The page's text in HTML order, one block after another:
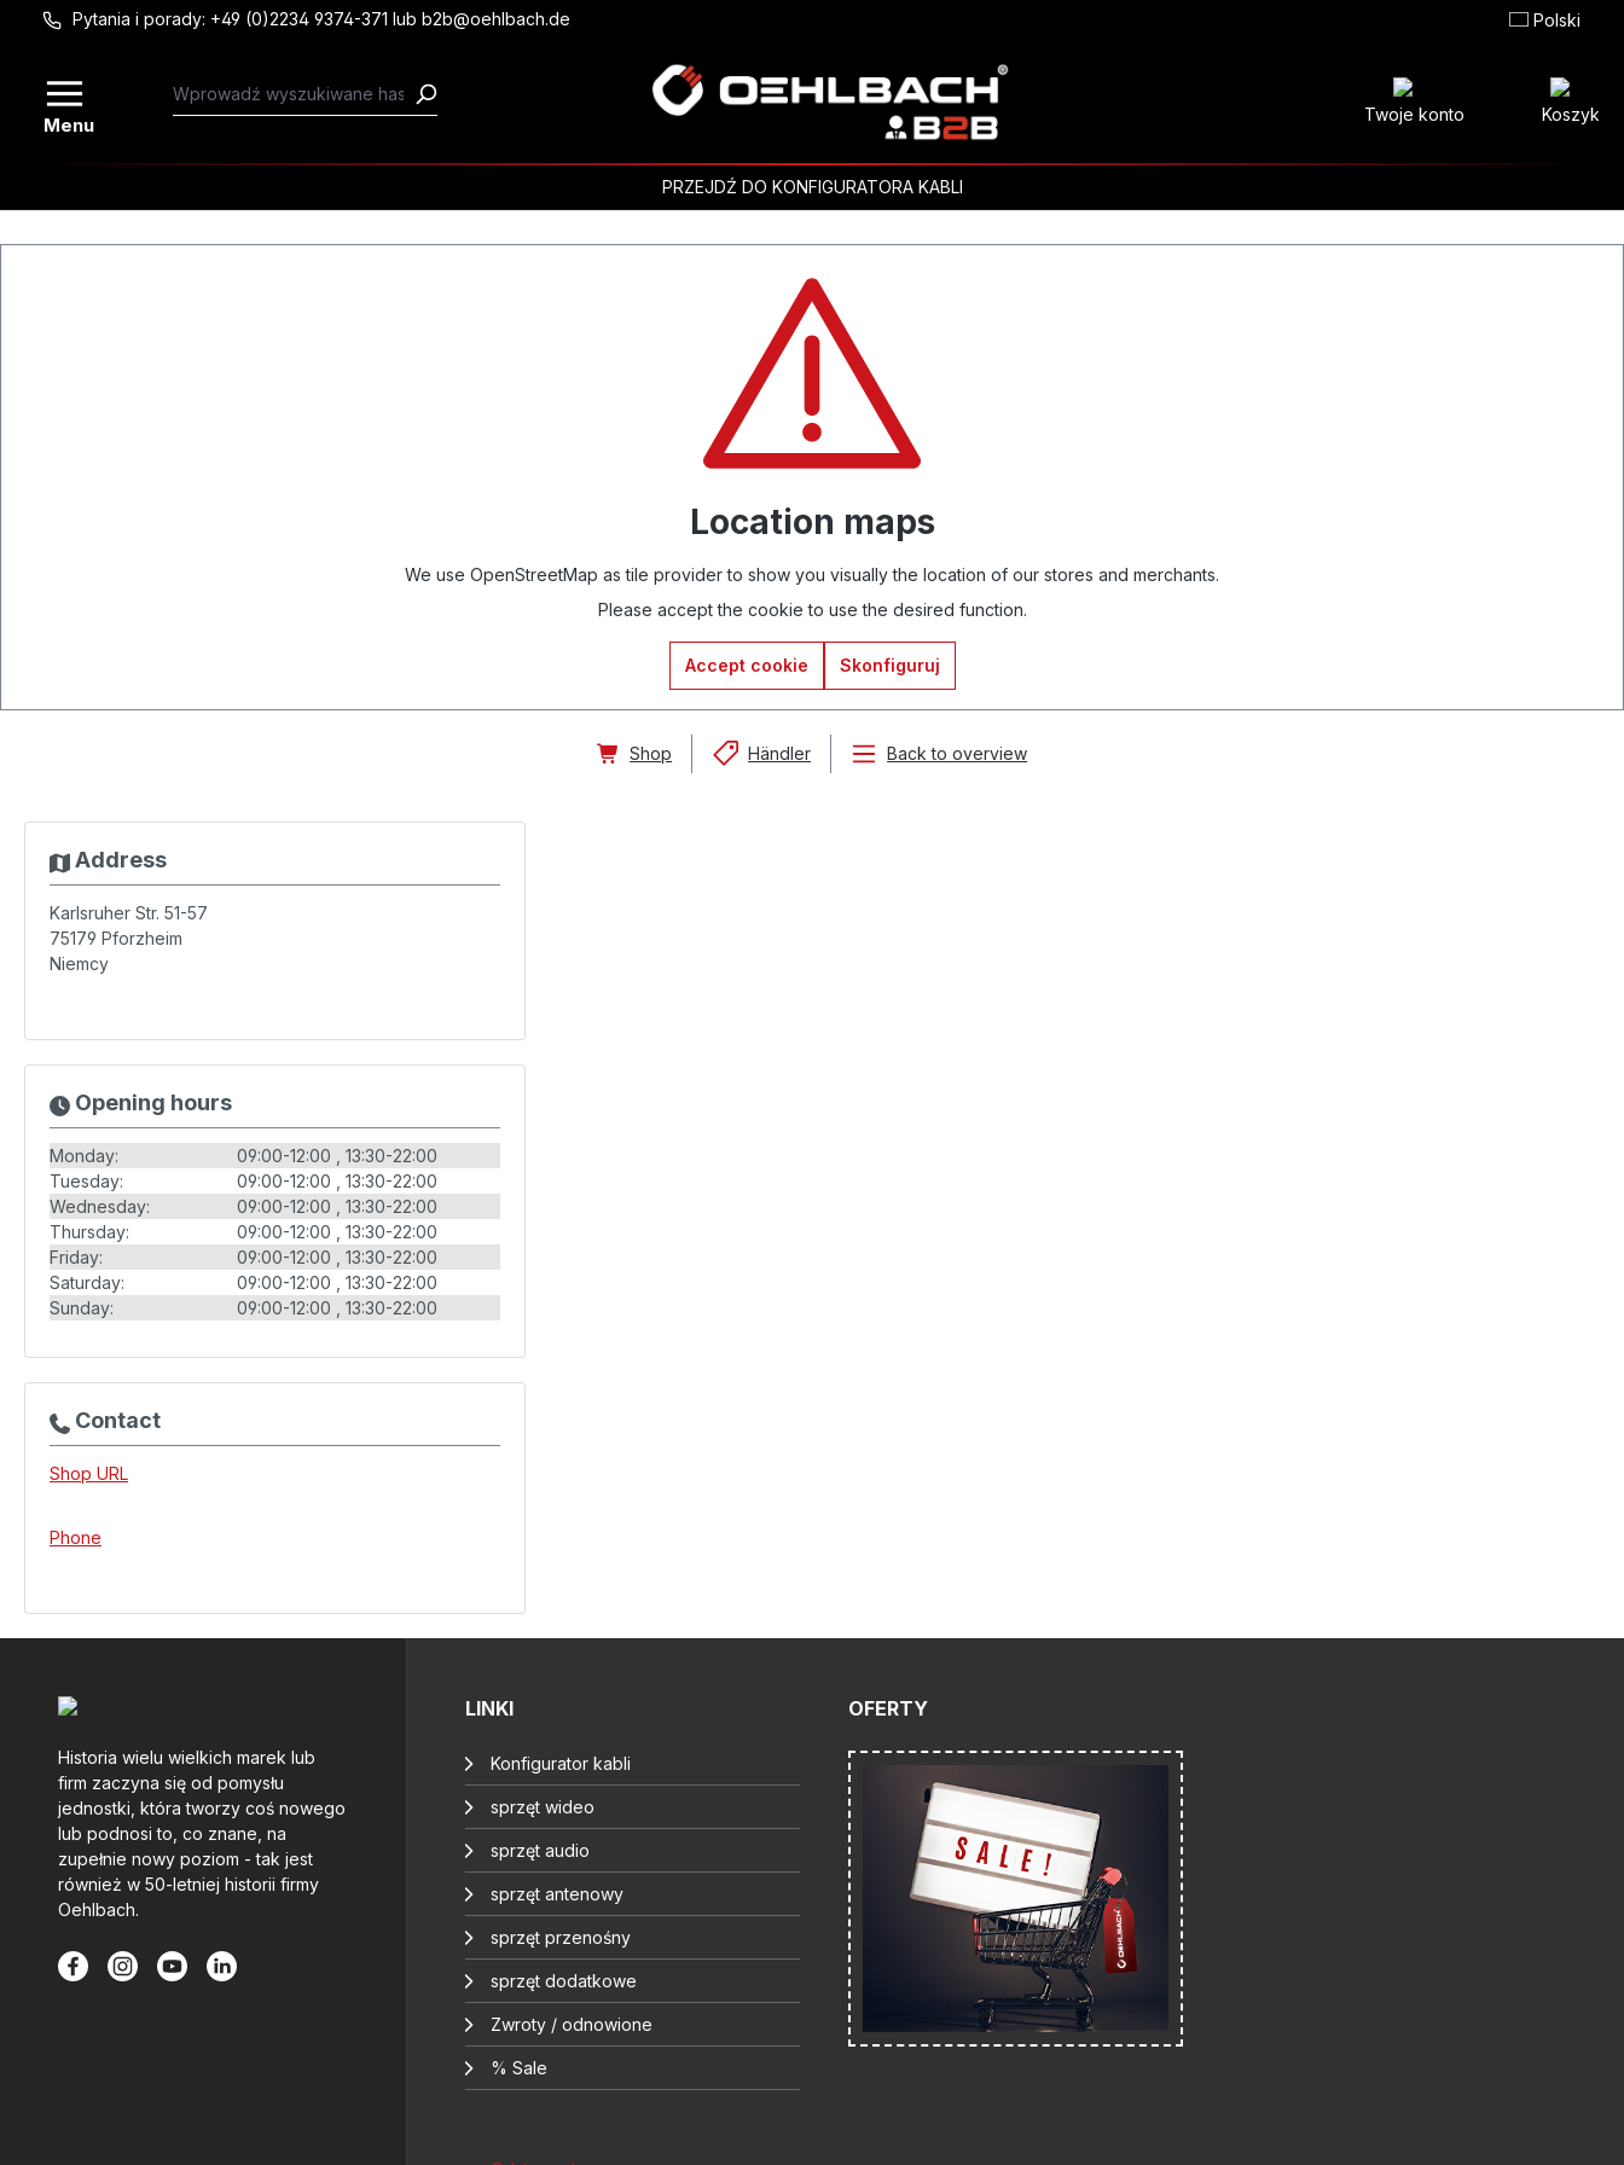
Przejdź do głównej zawartości
Pytania i porady: +49 (0)2234 9374-371 lub b2b@oehlbach.de Polski
Menu Twoje konto Koszyk
PRZEJDŹ DO KONFIGURATORA KABLI
Location maps
We use OpenStreetMap as tile provider to show you visually the location of our stores and merchants.
Please accept the cookie to use the desired function.
Accept cookie Skonfiguruj
Shop Händler Back to overview
Address
Karlsruher Str. 51-57
75179 Pforzheim
Niemcy
Opening hours
Monday: 09:00-12:00
13:30-22:00
Tuesday:
09:00-12:00
13:30-22:00
Wednesday:
09:00-12:00
13:30-22:00
Thursday:
09:00-12:00
13:30-22:00
Friday:
09:00-12:00
13:30-22:00
Saturday:
09:00-12:00
13:30-22:00
Sunday:
09:00-12:00 13:30-22:00
Contact
Shop URL
Phone
Historia wielu wielkich marek lub
firm zaczyna się od pomysłu
jednostki, która tworzy coś nowego
lub podnosi to, co znane, na
zupełnie nowy poziom - tak jest
również w 50-letniej historii firmy
Oehlbach.
LINKI
Konfigurator kabli
sprzęt wideo
sprzęt audio
sprzęt antenowy
sprzęt przenośny
sprzęt dodatkowe
Zwroty / odnowione
% Sale
OFERTY